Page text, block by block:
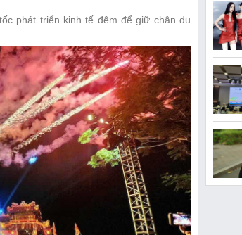
phát triển kinh tế đêm để giữ chân du